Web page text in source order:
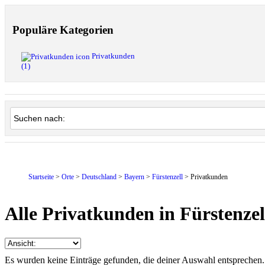
Populäre Kategorien
Privatkunden
(1)
Startseite > Orte > Deutschland > Bayern > Fürstenzell > Privatkunden
Alle Privatkunden in
Es wurden keine Einträge gefunden, die deiner Auswahl entsprechen.